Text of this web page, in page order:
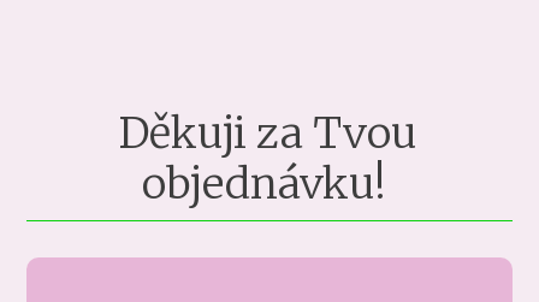
Děkuji za Tvou
objednávku!